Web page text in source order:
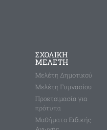
ΣΧΟΛΙΚΗ
ΜΕΛΕΤΗ
Μελέτη Δημοτικού
Μελέτη Γυμνασίου
Προετοιμασία για
πρότυπα
Μαθήματα Ειδικής